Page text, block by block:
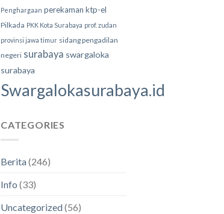
Penghargaan perekaman ktp-el
Pilkada PKK Kota Surabaya prof. zudan
provinsi jawa timur sidang pengadilan
negeri surabaya swargaloka
surabaya
Swargalokasurabaya.id
CATEGORIES
Berita(246)
Info (33)
Uncategorized(56)